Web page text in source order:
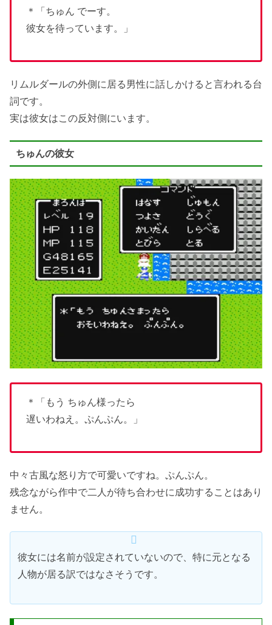
＊「ちゅん でーす。
彼女を待っています。」
リムルダールの外側に居る男性に話しかけると言われる台
詞です。
実は彼女はこの反対側にいます。
ちゅんの彼女
＊「もう ちゅん様ったら
遅いわねえ。ぷんぷん。」
中々古風な怒り方で可愛いですね。ぷんぷん。
残念ながら作中で二人が待ち合わせに成功することはあり
ません。
彼女には名前が設定されていないので、特に元となる
人物が居る訳ではなさそうです。